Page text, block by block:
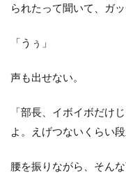
られたって聞いて、ガ
「うぅ」
声も出せない。
「部長、イボイボだけ
よ。えげつないくらい
腰を振りながら、そん